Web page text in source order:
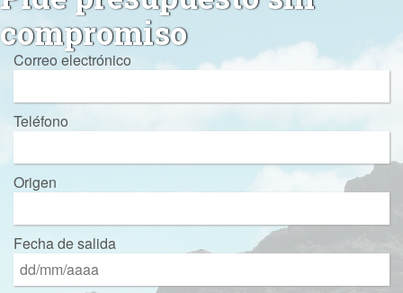
compromiso
Correo electrónico
Teléfono
Origen
Fecha de salida